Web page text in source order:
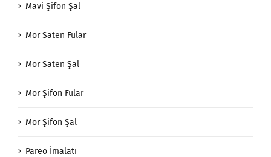
Mavi Şifon Şal
Mor Saten Fular
Mor Saten Şal
Mor Şifon Fular
Mor Şifon Şal
Pareo İmalatı